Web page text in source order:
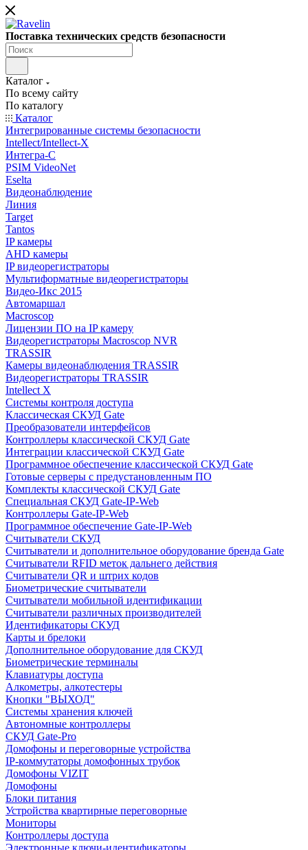
Поставка технических средств безопасности
Каталог
По всему сайту
По каталогу
Каталог
Интегрированные системы безопасности
Intellect/Intellect-X
Интегра-С
PSIM VideoNet
Eselta
Видеонаблюдение
Линия
Target
Tantos
IP камеры
AHD камеры
IP видеорегистраторы
Мультиформатные видеорегистраторы
Видео-Икс 2015
Автомаршал
Macroscop
Лицензии ПО на IP камеру
Видеорегистраторы Macroscop NVR
TRASSIR
Камеры видеонаблюдения TRASSIR
Видеорегистраторы TRASSIR
Intellect X
Системы контроля доступа
Классическая СКУД Gate
Преобразователи интерфейсов
Контроллеры классической СКУД Gate
Интеграции классической СКУД Gate
Программное обеспечение классической СКУД Gate
Готовые серверы с предустановленным ПО
Комплекты классической СКУД Gate
Специальная СКУД Gate-IP-Web
Контроллеры Gate-IP-Web
Программное обеспечение Gate-IP-Web
Считыватели СКУД
Считыватели и дополнительное оборудование бренда Gate
Считыватели RFID меток дальнего действия
Считыватели QR и штрих кодов
Биометрические считыватели
Считыватели мобильной идентификации
Считыватели различных производителей
Идентификаторы СКУД
Карты и брелоки
Дополнительное оборудование для СКУД
Биометрические терминалы
Клавиатуры доступа
Алкометры, алкотестеры
Кнопки "ВЫХОД"
Системы хранения ключей
Автономные контроллеры
СКУД Gate-Pro
Домофоны и переговорные устройства
IP-коммутаторы домофонных трубок
Домофоны VIZIT
Домофоны
Блоки питания
Устройства квартирные переговорные
Мониторы
Контроллеры доступа
Электронные ключи-идентификаторы